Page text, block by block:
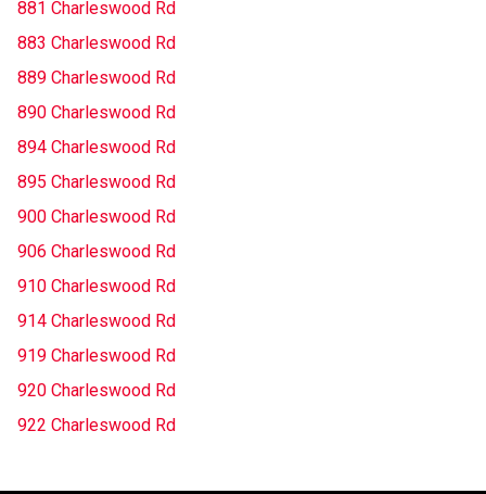
881 Charleswood Rd
883 Charleswood Rd
889 Charleswood Rd
890 Charleswood Rd
894 Charleswood Rd
895 Charleswood Rd
900 Charleswood Rd
906 Charleswood Rd
910 Charleswood Rd
914 Charleswood Rd
919 Charleswood Rd
920 Charleswood Rd
922 Charleswood Rd